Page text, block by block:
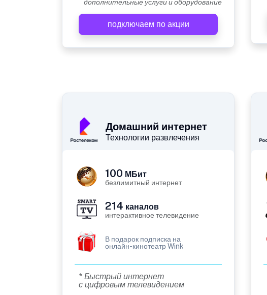
дополнительные услуги и оборудование
подключаем по акции
Домашний интернет
Технологии развлечения
100 МБит
безлимитный интернет
214 каналов
интерактивное телевидение
В подарок подписка на
онлайн-кинотеатр Wink
* Быстрый интернет
с цифровым телевидением